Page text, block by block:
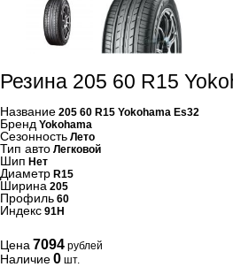
Резина 205 60 R15
Название 205 60 R15 Yokohama Es32
Бренд Yokohama
Сезонность Лето
Тип авто Легковой
Шип Нет
Диаметр R15
Ширина 205
Профиль 60
Индекс 91H
Цена 7094 рублей
Наличие0 шт.